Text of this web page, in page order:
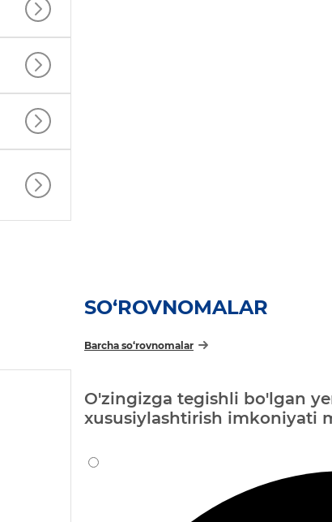
SO‘ROVNOMALAR
Barcha so‘rovnomalar
O'zingizga tegishli bo'lgan
xususiylashtirish imkoniyati